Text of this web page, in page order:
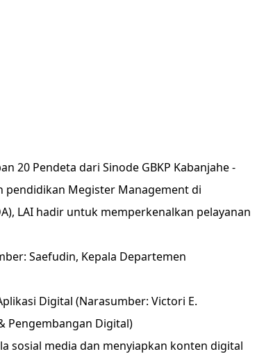
20 Pendeta dari Sinode GBKP Kabanjahe -
pendidikan Megister Management di
LAI hadir untuk memperkenalkan pelayanan
Saefudin, Kepala Departemen
Digital (Narasumber: Victori E.
Pengembangan Digital)
sosial media dan menyiapkan konten digital